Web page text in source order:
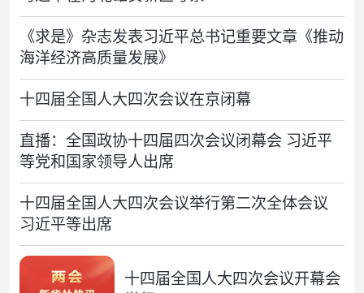
《求是》杂志发表习近平总书记重要文章《推动
海洋经济高质量发展》
十四届全国人大四次会议在京闭幕
直播：全国政协十四届四次会议闭幕会 习近平
等党和国家领导人出席
十四届全国人大四次会议举行第二次全体会议
习近平等出席
十四届全国人大四次会议开幕会